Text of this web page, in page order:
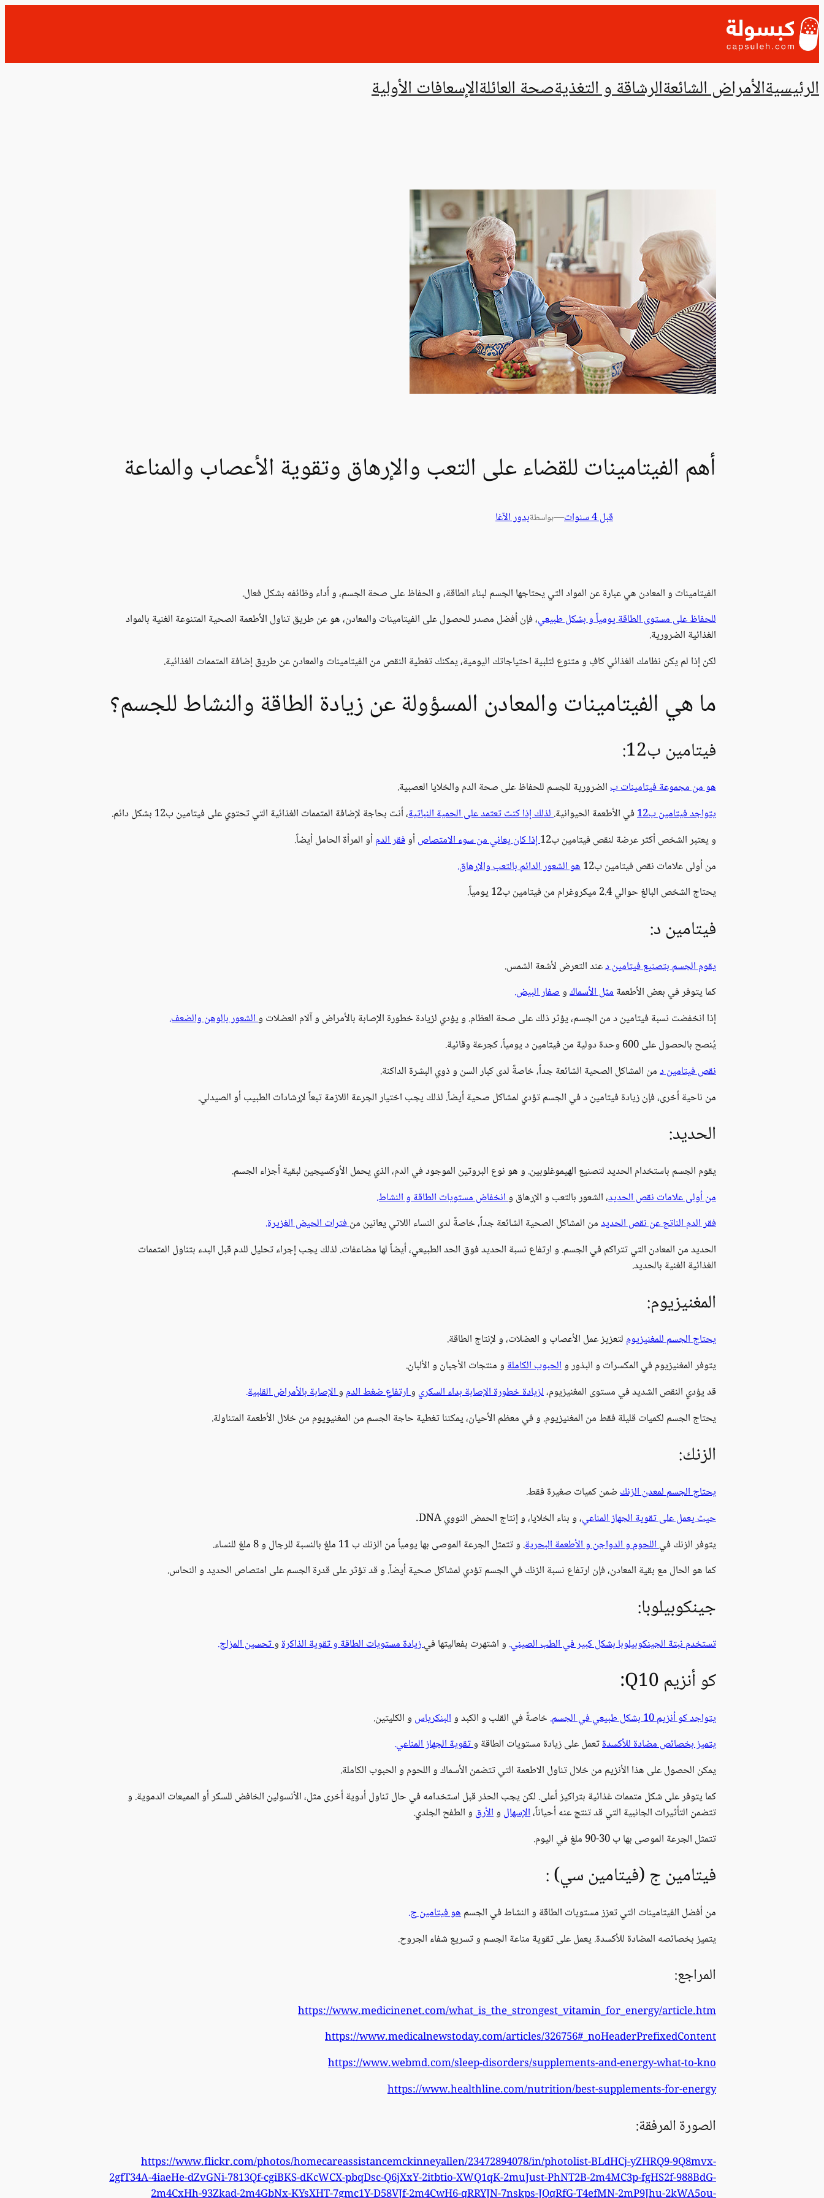
إلى
المحتوى
الرئيسيةالأمراض الشائعةالرشاقة و التغذيةصحة العائلةالإسعافات الأولية
أهم الفيتامينات للقضاء على التعب والإرهاق وتقوية الأعصاب والمناعة
قبل 4 سنوات —بواسطةبدور الآغا
الفيتامينات و المعادن هي عبارة عن المواد التي يحتاجها الجسم لبناء الطاقة، و الحفاظ على صحة الجسم، و أداء وظائفه بشكل فعال.
للحفاظ على مستوى الطاقة يومياً و بشكل طبيعي، فإن أفضل مصدر للحصول على الفيتامينات والمعادن، هو عن طريق تناول الأطعمة الصحية المتنوعة الغنية بالمواد
الغذائية الضرورية.
لكن إذا لم يكن نظامك الغذائي كافِ و متنوع لتلبية احتياجاتك اليومية، يمكنك تغطية النقص من الفيتامينات والمعادن عن طريق إضافة المتممات الغذائية.
ما هي الفيتامينات والمعادن المسؤولة عن زيادة الطاقة والنشاط للجسم؟
فيتامين ب12:
هو من مجموعة فيتامينات بالضرورية للجسم للحفاظ على صحة الدم والخلايا العصبية.
يتواجد فيتامين ب12
في الأطعمة الحيوانية.لذلك إذا كنت تعتمد على الحمية النباتية، أنت بحاجة لإضافة المتممات الغذائية التي تحتوي على فيتامين ب12 بشكل دائم.
و يعتبر الشخص أكثر عرضة لنقص فيتامين ب12
إذا كان يعاني من سوء الامتصاصأوفقر الدمأو المرأة الحامل أيضاً.
من أولى علامات نقص فيتامين ب12
هو الشعور الدائم بالتعب والإرهاق.
يحتاج الشخص البالغ حوالي 2.4 ميكروغرام من فيتامين ب12 يومياً.
فيتامين د:
يقوم الجسم بتصنيع فيتامين دعند التعرض لأشعة الشمس.
كما يتوفر في بعض الأطعمةمثل الأسماكوصفار البيض.
إذا انخفضت نسبة فيتامين د من الجسم، يؤثر ذلك على صحة العظام. و يؤدي لزيادة خطورة الإصابة بالأمراض و آلام العضلات والشعور بالوهن والضعف.
يُنصح بالحصول على 600 وحدة دولية من فيتامين د يومياً، كجرعة وقائية.
نقص فيتامين دمن المشاكل الصحية الشائعة جداً، خاصةً لدى كبار السن و ذوي البشرة الداكنة.
من ناحية أخرى، فإن زيادة فيتامين د في الجسم تؤدي لمشاكل صحية أيضاً. لذلك يجب اختيار الجرعة اللازمة تبعاً لإرشادات الطبيب أو الصيدلي.
الحديد:
يقوم الجسم باستخدام الحديد لتصنيع الهيموغلوبين. و هو نوع البروتين الموجود في الدم، الذي يحمل الأوكسيجين لبقية أجزاء الجسم.
من أولى علامات نقص الحديد، الشعور بالتعب و الإرهاق وانخفاض مستويات الطاقة و النشاط.
فقر الدم الناتج عن نقص الحديدمن المشاكل الصحية الشائعة جداً، خاصةً لدى النساء اللاتي يعانين منفترات الحيض الغزيرة.
الحديد من المعادن التي تتراكم في الجسم. و ارتفاع نسبة الحديد فوق الحد الطبيعي، أيضاً لها مضاعفات. لذلك يجب إجراء تحليل للدم قبل البدء بتناول المتممات
الغذائية الغنية بالحديد.
المغنيزيوم:
يحتاج الجسم للمغنيزيوم لتعزيز عمل الأعصاب و العضلات، و لإنتاج الطاقة.
يتوفر المغنيزيوم في المكسرات و البذور والحبوب الكاملةو منتجات الأجبان و الألبان.
قد يؤدي النقص الشديد في مستوى المغنيزيوم،لزيادة خطورة الإصابة بداء السكري وارتفاع ضغط الدم والإصابة بالأمراض القلبية.
يحتاج الجسم لكميات قليلة فقط من المغنيزيوم. و في معظم الأحيان، يمكننا تغطية حاجة الجسم من المغنيويوم من خلال الأطعمة المتناولة.
الزنك:
يحتاج الجسم لمعدن الزنكضمن كميات صغيرة فقط.
حيث يعمل على تقوية الجهاز المناعي، و بناء الخلايا، و إنتاج الحمض النووي DNA.
يتوفر الزنك فياللحوم و الدواجن و الأطعمة البحرية. و تتمثل الجرعة الموصى بها يومياً من الزنك ب 11 ملغ بالنسبة للرجال و 8 ملغ للنساء.
كما هو الحال مع بقية المعادن، فإن ارتفاع نسبة الزنك في الجسم تؤدي لمشاكل صحية أيضاً. و قد تؤثر على قدرة الجسم على امتصاص الحديد و النحاس.
جينكوبيلوبا:
تستخدم نبتة الجينكوبيلوبا بشكل كبير في الطب الصيني. و اشتهرت بفعاليتها فيزيادة مستويات الطاقة و تقوية الذاكرةوتحسين المزاج.
كو أنزيم Q10:
يتواجد كو أنزيم 10 بشكل طبيعي في الجسم. خاصةً في القلب و الكبد والبنكرياس و الكليتين.
يتميز بخصائص مضادة للأكسدةتعمل على زيادة مستويات الطاقة وتقوية الجهاز المناعي.
يمكن الحصول على هذا الأنزيم من خلال تناول الاطعمة التي تتضمن الأسماك و اللحوم و الحبوب الكاملة.
كما يتوفر على شكل متممات غذائية بتراكيز أعلى. لكن يجب الحذر قبل استخدامه في حال تناول أدوية أخرى مثل، الأنسولين الخافض للسكر أو المميعات الدموية. و
تتضمن التأثيرات الجانبية التي قد تنتج عنه أحياناً،الإسهال والأرق و الطفح الجلدي.
تتمثل الجرعة الموصى بها ب 30-90 ملغ في اليوم.
فيتامين ج (فيتامين سي) :
من أفضل الفيتامينات التي تعزز مستويات الطاقة و النشاط في الجسمهو فيتامين ج.
يتميز بخصائصه المضادة للأكسدة. يعمل على تقوية مناعة الجسم و تسريع شفاء الجروح.
المراجع:
https://www.medicinenet.com/what_is_the_strongest_vitamin_for_energy/article.htm
https://www.medicalnewstoday.com/articles/326756#_noHeaderPrefixedContent
https://www.webmd.com/sleep-disorders/supplements-and-energy-what-to-kno
https://www.healthline.com/nutrition/best-supplements-for-energy
الصورة المرفقة:
https://www.flickr.com/photos/homecareassistancemckinneyallen/23472894078/in/photolist-BLdHCj-yZHRQ9-9Q8mvx-
2gfT34A-4iaeHe-dZvGNi-7813Qf-cgiBKS-dKcWCX-pbqDsc-Q6jXxY-2itbtio-XWQ1qK-2muJust-PhNT2B-2m4MC3p-fgHS2f-988BdG-